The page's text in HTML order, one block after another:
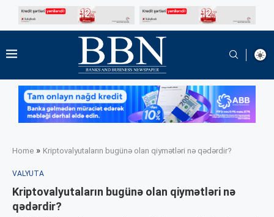
Home » Kriptovalyutaların bugünə olan qiymətləri nə qədərdir?
VALYUTA
Kriptovalyutaların bugünə olan qiymətləri nə
qədərdir?